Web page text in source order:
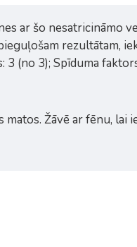
ar šo nesatricināmo
rezultātam,
(no 3); Spīduma
matos. Žāvē ar fēnu,